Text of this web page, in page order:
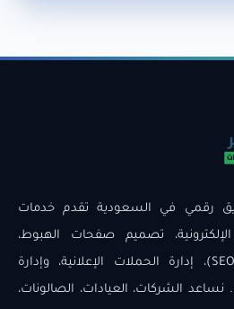
رقمي في السعودية تقدم خدمات
تصميم صفحات الهبوط،
تحسين محركات البحث (SEO)، إدارة الحملات الإعلانية، وإدارة
الشركات، العيادات، الصالونات،